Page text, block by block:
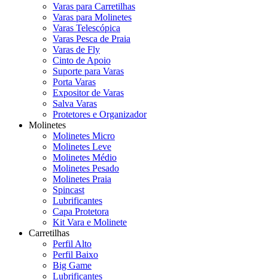
Varas para Carretilhas
Varas para Molinetes
Varas Telescópica
Varas Pesca de Praia
Varas de Fly
Cinto de Apoio
Suporte para Varas
Porta Varas
Expositor de Varas
Salva Varas
Protetores e Organizador
Molinetes
Molinetes Micro
Molinetes Leve
Molinetes Médio
Molinetes Pesado
Molinetes Praia
Spincast
Lubrificantes
Capa Protetora
Kit Vara e Molinete
Carretilhas
Perfil Alto
Perfil Baixo
Big Game
Lubrificantes